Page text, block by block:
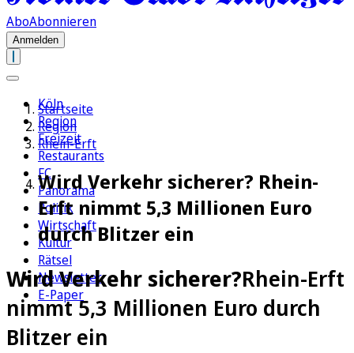
AboAbonnieren
Anmelden
Köln
Region
Freizeit
Restaurants
FC
Panorama
Politik
Wirtschaft
Kultur
Rätsel
Newsletter
E-Paper
Startseite
Region
Rhein-Erft
Wird Verkehr sicherer? Rhein-
Erft nimmt 5,3 Millionen Euro
durch Blitzer ein
Wird Verkehr sicherer?Rhein-Erft
nimmt 5,3 Millionen Euro durch
Blitzer ein